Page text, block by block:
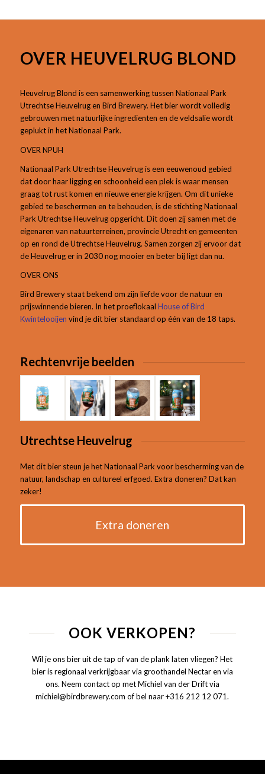
OVER HEUVELRUG BLOND
Heuvelrug Blond is een samenwerking tussen Nationaal Park
Utrechtse Heuvelrug en Bird Brewery. Het bier wordt volledig
gebrouwen met natuurlijke ingredienten en de veldsalie wordt
geplukt in het Nationaal Park.
OVER NPUH
Nationaal Park Utrechtse Heuvelrug is een eeuwenoud gebied
dat door haar ligging en schoonheid een plek is waar mensen
graag tot rust komen en nieuwe energie krijgen. Om dit unieke
gebied te beschermen en te behouden, is de stichting Nationaal
Park Utrechtse Heuvelrug opgericht. Dit doen zij samen met de
eigenaren van natuurterreinen, provincie Utrecht en gemeenten
op en rond de Utrechtse Heuvelrug. Samen zorgen zij ervoor dat
de Heuvelrug er in 2030 nog mooier en beter bij ligt dan nu.
OVER ONS
Bird Brewery staat bekend om zijn liefde voor de natuur en
prijswinnende bieren. In het proeflokaal House of Bird
Kwintelooijen vind je dit bier standaard op één van de 18 taps.
Rechtenvrije beelden
Utrechtse Heuvelrug
Met dit bier steun je het Nationaal Park voor bescherming van de
natuur, landschap en cultureel erfgoed. Extra doneren? Dat kan
zeker!
Extra doneren
OOK VERKOPEN?
Wil je ons bier uit de tap of van de plank laten vliegen? Het
bier is regionaal verkrijgbaar via groothandel Nectar en via
ons. Neem contact op met Michiel van der Drift via
michiel@birdbrewery.com of bel naar +316 212 12 071.